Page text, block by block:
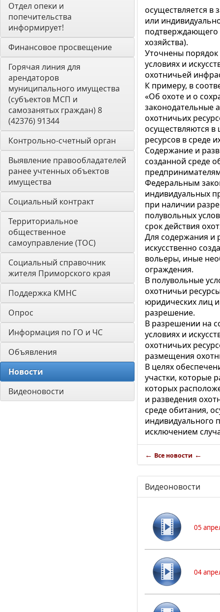
Отдел опеки и
попечительства
информирует!
Финансовое просвещение
Горячая линия для
арендаторов
муниципального имущества
(субъектов МСП и
самозанятых граждан) 8
(42376) 91344
Контрольно-счетный орган
Выявление правообладателей
ранее учтенных объектов
имущества
Социальный контракт
Территориальное
общественное
самоуправление (ТОС)
Социальный справочник
жителя Приморского края
Поддержка КМНС
Опрос
Информация по ГО и ЧС
Объявления
Новости
Видеоновости
осуществляется в
или
подтверждающего
хозяйства).
Уточнены порядок
условиях и
охотничьей
К примеру, в
«Об охоте и о
законодательные
охотничьих
осуществляются в
ресурсов в среде
Содержание и
созданной среде
Федеральным
индивидуальных
при наличии
полувольных
срок действия
Для содержания и
искусственно
вольеры, иные
ограждения.
В полувольные
охотничьи
юридических лиц
разрешение.
В разрешении на
условиях и
охотничьих
размещения
В целях
участки, которые
которых
и разведения
среде обитания,
индивидуального
исключением
← Все новости ←
Видеоновости
05
04